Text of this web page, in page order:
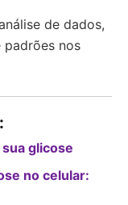
de dados,
padrões nos
glicose
no celular: